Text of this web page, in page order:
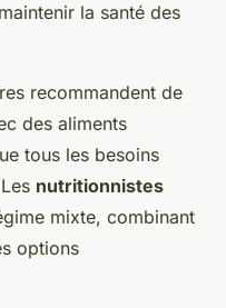
la santé des
recommandent de
des aliments
tous les besoins
nutritionnistes
mixte, combinant
options